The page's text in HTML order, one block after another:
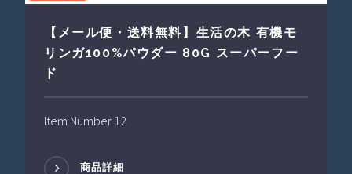
【メール便・送料無料】生活の木 有機モ
リンガ100%パウダー 80G スーパーフー
ド
Item Number 12
商品詳細